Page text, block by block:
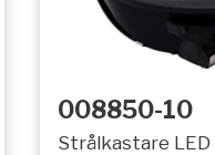
008850-10
Strålkastare LED